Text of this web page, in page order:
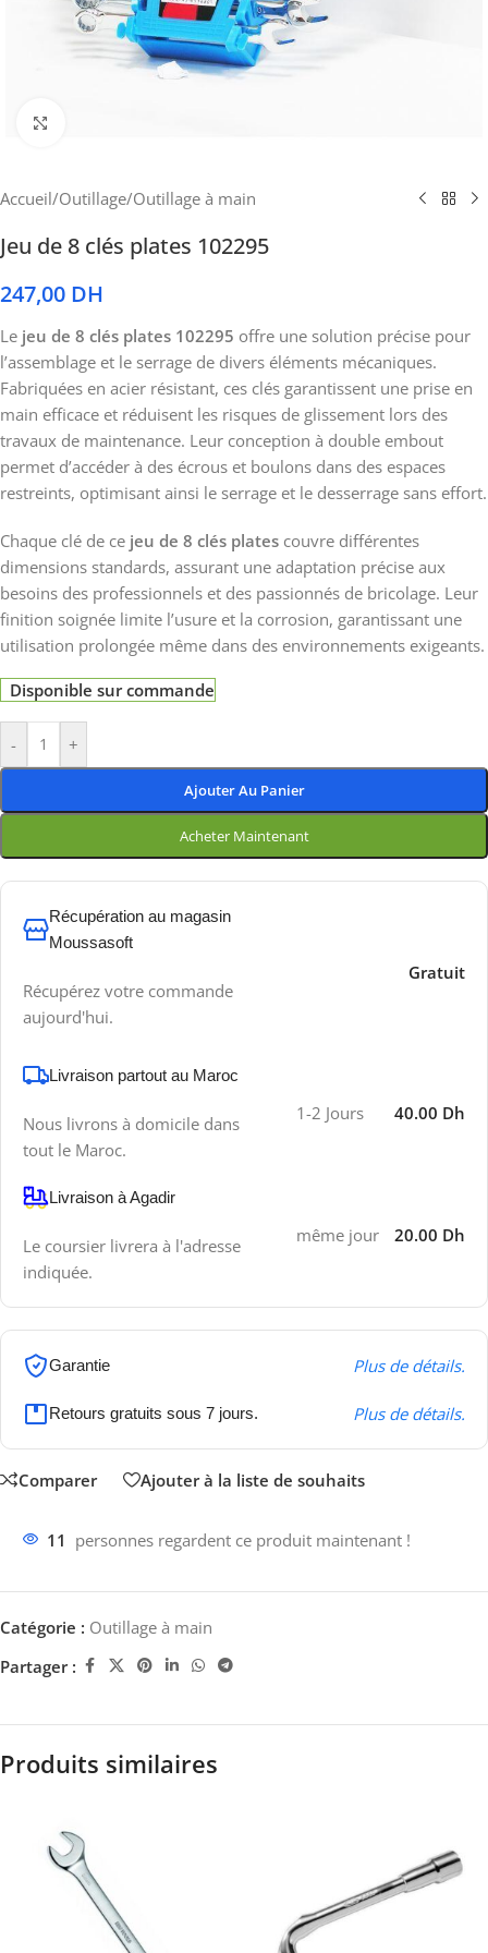
Accueil/Outillage/Outillage à main
Jeu de 8 clés plates 102295
247,00 DH
Le jeu de 8 clés plates 102295 offre une solution précise pour
l’assemblage et le serrage de divers éléments mécaniques.
Fabriquées en acier résistant, ces clés garantissent une prise en
main efficace et réduisent les risques de glissement lors des
travaux de maintenance. Leur conception à double embout
permet d’accéder à des écrous et boulons dans des espaces
restreints, optimisant ainsi le serrage et le desserrage sans effort.
Chaque clé de ce jeu de 8 clés plates couvre différentes
dimensions standards, assurant une adaptation précise aux
besoins des professionnels et des passionnés de bricolage. Leur
finition soignée limite l’usure et la corrosion, garantissant une
utilisation prolongée même dans des environnements exigeants.
Disponible sur commande
- +
Ajouter Au Panier
Acheter Maintenant
Récupération au magasin
Moussasoft
Récupérez votre commande
aujourd'hui.
Gratuit
Livraison partout au Maroc
Nous livrons à domicile dans
tout le Maroc.
1-2 Jours 40.00 Dh
Livraison à Agadir
Le coursier livrera à l'adresse
indiquée.
même jour 20.00 Dh
Garantie Plus de détails.
Retours gratuits sous 7 jours. Plus de détails.
Comparer Ajouter à la liste de souhaits
11 personnes regardent ce produit maintenant !
Catégorie : Outillage à main
Partager :
Produits similaires